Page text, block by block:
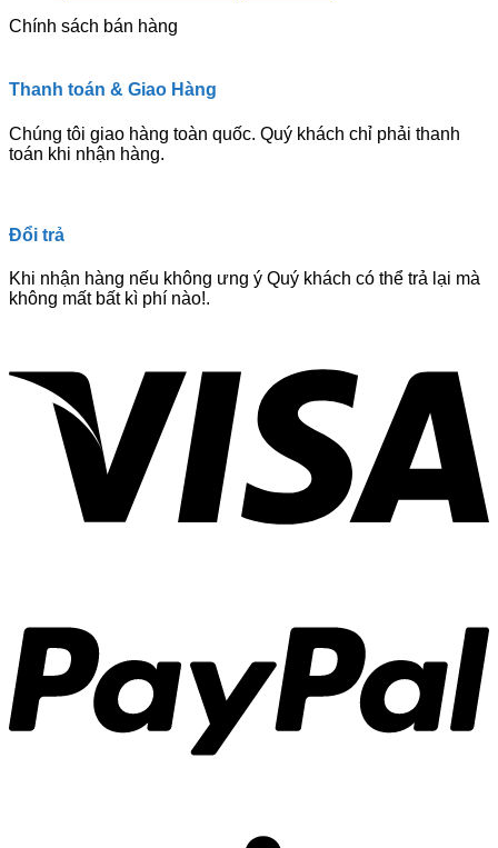
Chính sách bán hàng
Thanh toán & Giao Hàng
Chúng tôi giao hàng toàn quốc. Quý khách chỉ phải thanh
toán khi nhận hàng.
Đổi trả
Khi nhận hàng nếu không ưng ý Quý khách có thể trả lại mà
không mất bất kì phí nào!.